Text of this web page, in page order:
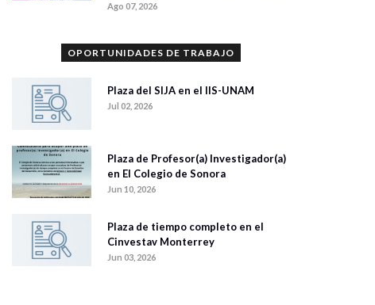
Ago 07, 2026
OPORTUNIDADES DE TRABAJO
Plaza del SIJA en el IIS-UNAM
Jul 02, 2026
Plaza de Profesor(a) Investigador(a)
en El Colegio de Sonora
Jun 10, 2026
Plaza de tiempo completo en el
Cinvestav Monterrey
Jun 03, 2026